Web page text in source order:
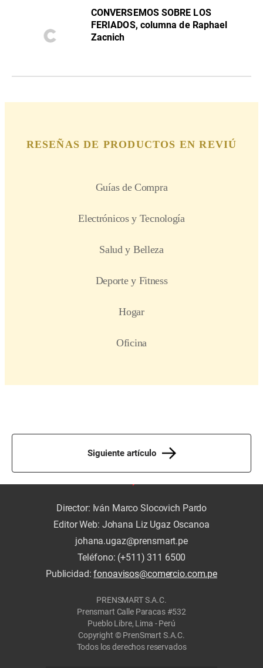
CONVERSEMOS SOBRE LOS
FERIADOS, columna de Raphael
Zacnich
Siguiente artículo
Director: Iván Marco Slocovich Pardo
Editor Web: Johana Liz Ugaz Oscanoa
johana.ugaz@prensmart.pe
Teléfono: (+511) 311 6500
Publicidad:fonoavisos@comercio.com.pe
PRENSMART S.A.C.
Prensmart Calle Paracas #532
Pueblo Libre, Lima - Perú
Copyright © PrenSmart S.A.C.
Todos los derechos reservados